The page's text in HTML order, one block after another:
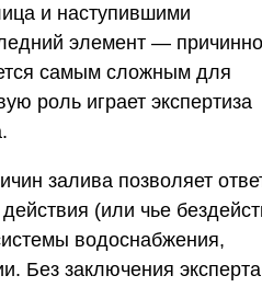
и наступившими
элемент —
самым сложным для
роль играет экспертиза
залива позволяет
(или чье
водоснабжения,
Без заключения